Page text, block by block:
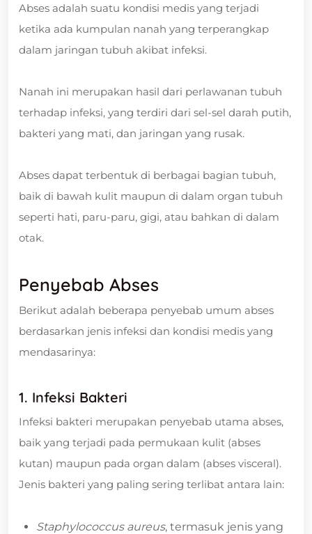
Abses adalah suatu kondisi medis yang terjadi
ketika ada kumpulan nanah yang terperangkap
dalam jaringan tubuh akibat infeksi.
Nanah ini merupakan hasil dari perlawanan tubuh
terhadap infeksi, yang terdiri dari sel-sel darah putih,
bakteri yang mati, dan jaringan yang rusak.
Abses dapat terbentuk di berbagai bagian tubuh,
baik di bawah kulit maupun di dalam organ tubuh
seperti hati, paru-paru, gigi, atau bahkan di dalam
otak.
Penyebab Abses
Berikut adalah beberapa penyebab umum abses
berdasarkan jenis infeksi dan kondisi medis yang
mendasarinya:
1. Infeksi Bakteri
Infeksi bakteri merupakan penyebab utama abses,
baik yang terjadi pada permukaan kulit (abses
kutan) maupun pada organ dalam (abses visceral).
Jenis bakteri yang paling sering terlibat antara lain:
Staphylococcus aureus, termasuk jenis yang